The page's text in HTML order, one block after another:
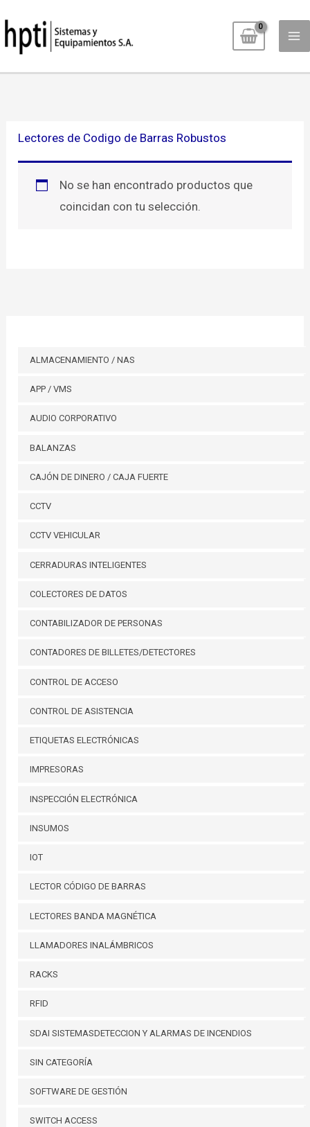
al
contenido
ALMACENAMIENTO / NAS
APP / VMS
AUDIO CORPORATIVO
BALANZAS
CAJÓN DE DINERO / CAJA FUERTE
CCTV
CCTV VEHICULAR
CERRADURAS INTELIGENTES
COLECTORES DE DATOS
CONTABILIZADOR DE PERSONAS
CONTADORES DE BILLETES/DETECTORES
CONTROL DE ACCESO
CONTROL DE ASISTENCIA
ETIQUETAS ELECTRÓNICAS
IMPRESORAS
INSPECCIÓN ELECTRÓNICA
INSUMOS
IOT
LECTOR CÓDIGO DE BARRAS
LECTORES BANDA MAGNÉTICA
LLAMADORES INALÁMBRICOS
RACKS
RFID
SDAI SISTEMASDETECCION Y ALARMAS DE INCENDIOS
SIN CATEGORÍA
SOFTWARE DE GESTIÓN
SWITCH ACCESS
Lectores de Codigo de Barras Robustos
No se han encontrado productos que
coincidan con tu selección.